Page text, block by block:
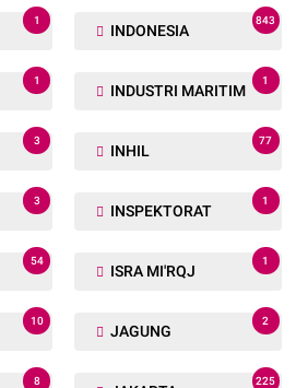
1
INDONESIA
843
1
INDUSTRI MARITIM
1
3
INHIL
77
3
INSPEKTORAT
1
54
ISRA MI'RQJ
1
10
JAGUNG
2
8 225